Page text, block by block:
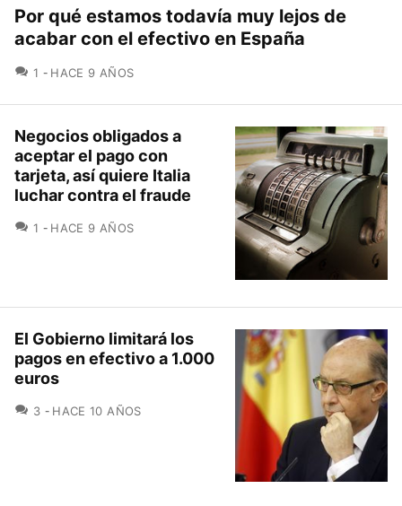
Por qué estamos todavía muy lejos de
acabar con el efectivo en España
1 COMENTARIOS
HACE 9 AÑOS
Negocios obligados a
aceptar el pago con
tarjeta, así quiere Italia
luchar contra el fraude
1 COMENTARIOS
HACE 9 AÑOS
El Gobierno limitará los
pagos en efectivo a 1.000
euros
3 COMENTARIOS
HACE 10 AÑOS